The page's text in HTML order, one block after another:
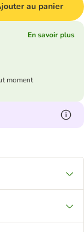
au panier
En savoir plus
moment